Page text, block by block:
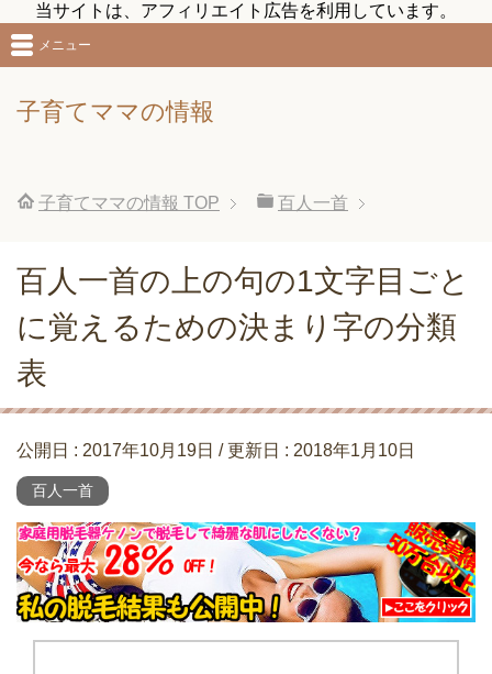
当サイトは、アフィリエイト広告を利用しています。
子育てママの情報
メニュー
子育てママの情報 TOP 百人一首
百人一首の上の句の1文字目ごと
に覚えるための決まり字の分類
表
公開日 : 2017年10月19日 / 更新日 : 2018年1月10日
百人一首